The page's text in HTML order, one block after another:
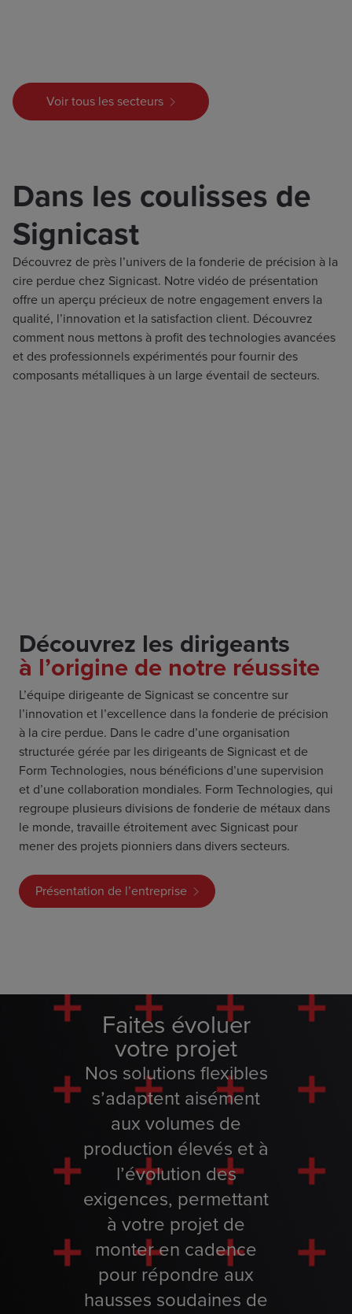
Voir tous les secteurs
Dans les coulisses de
Signicast
Découvrez de près l’univers de la fonderie de précision à la
cire perdue chez Signicast. Notre vidéo de présentation
offre un aperçu précieux de notre engagement envers la
qualité, l’innovation et la satisfaction client. Découvrez
comment nous mettons à profit des technologies avancées
et des professionnels expérimentés pour fournir des
composants métalliques à un large éventail de secteurs.
Découvrez les dirigeants
à l’origine de notre réussite
L’équipe dirigeante de Signicast se concentre sur
l’innovation et l’excellence dans la fonderie de précision
à la cire perdue. Dans le cadre d’une organisation
structurée gérée par les dirigeants de Signicast et de
Form Technologies, nous bénéficions d’une supervision
et d’une collaboration mondiales. Form Technologies, qui
regroupe plusieurs divisions de fonderie de métaux dans
le monde, travaille étroitement avec Signicast pour
mener des projets pionniers dans divers secteurs.
Présentation de l’entreprise
Faites évoluer
votre projet
Nos solutions flexibles
s’adaptent aisément
aux volumes de
production élevés et à
l’évolution des
exigences, permettant
à votre projet de
monter en cadence
pour répondre aux
hausses soudaines de